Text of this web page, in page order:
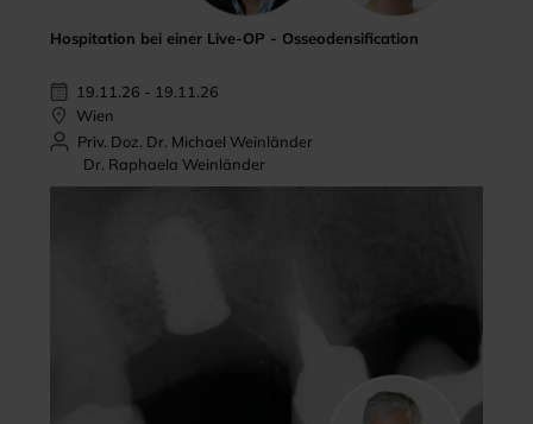
Hospitation bei einer Live-OP - Osseodensification
19.11.26 - 19.11.26
Wien
Priv. Doz. Dr. Michael Weinländer
Dr. Raphaela Weinländer